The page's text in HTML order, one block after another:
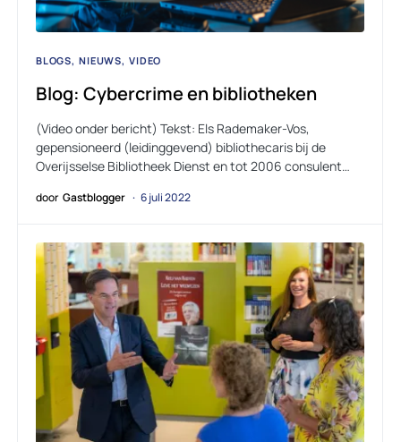
BLOGS NIEUWS VIDEO
Blog: Cybercrime en bibliotheken
(Video onder bericht) Tekst: Els Rademaker-Vos,
gepensioneerd (leidinggevend) bibliothecaris bij de
Overijsselse Bibliotheek Dienst en tot 2006 consulent…
door Gastblogger 6 juli 2022